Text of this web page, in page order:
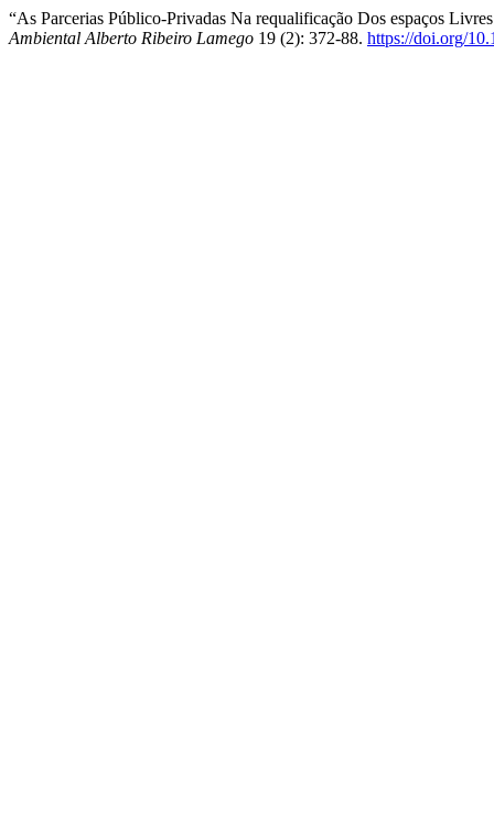
“As Parcerias Público-Privadas Na requalificação Dos espaços
Ambiental Alberto Ribeiro Lamego 19 (2): 372-88. https://doi.org/